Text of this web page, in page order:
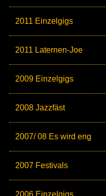
2011 Einzelgigs
2011 Laternen-Joe
2009 Einzelgigs
2008 Jazzfäst
2007/ 08 Es wird eng
2007 Festivals
2006 Einzelgigs